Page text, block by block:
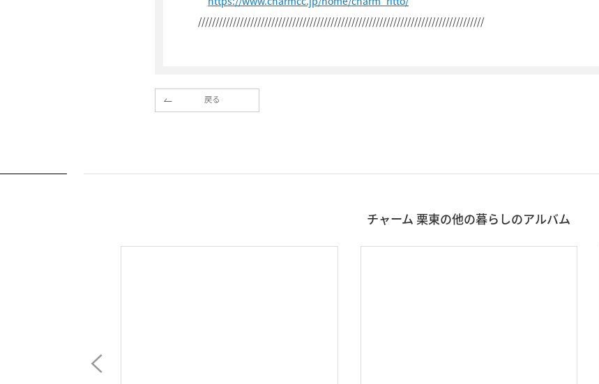
//////////////////////////////////////////////////////////////////////////////////
戻る
チャーム 栗東の他の暮らしのアルバム